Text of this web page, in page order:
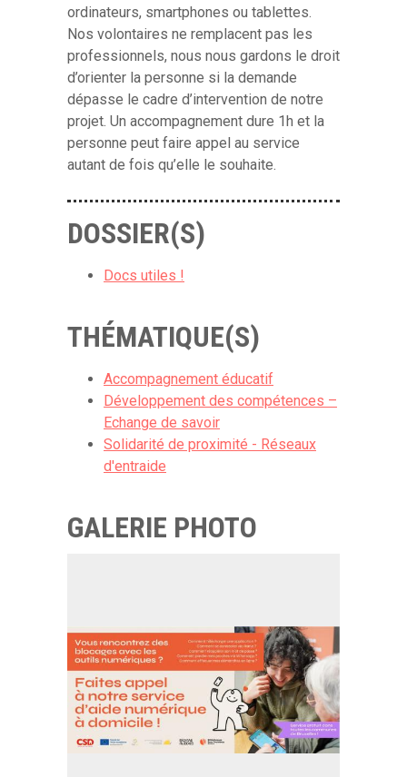
ordinateurs, smartphones ou tablettes.
Nos volontaires ne remplacent pas les
professionnels, nous nous gardons le droit
d’orienter la personne si la demande
dépasse le cadre d’intervention de notre
projet. Un accompagnement dure 1h et la
personne peut faire appel au service
autant de fois qu’elle le souhaite.
DOSSIER(S)
Docs utiles !
THÉMATIQUE(S)
Accompagnement éducatif
Développement des compétences –
Echange de savoir
Solidarité de proximité - Réseaux
d'entraide
GALERIE PHOTO